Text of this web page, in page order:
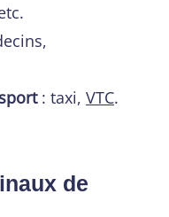
: taxi, VTC.
de